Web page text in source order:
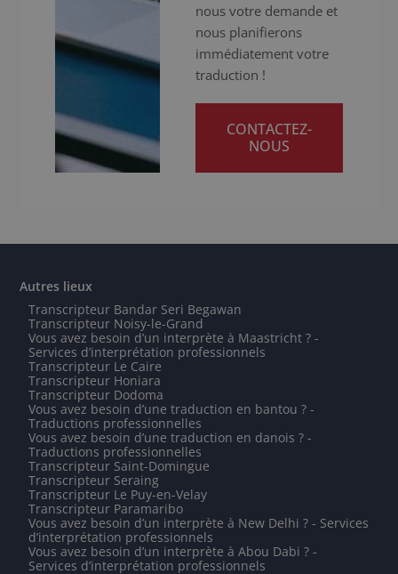
nous votre demande et
nous planifierons
immédiatement votre
traduction !
CONTACTEZ-
NOUS
Autres lieux
Transcripteur Bandar Seri Begawan
Transcripteur Noisy-le-Grand
Vous avez besoin d’un interprète à Maastricht ? -
Services d’interprétation professionnels
Transcripteur Le Caire
Transcripteur Honiara
Transcripteur Dodoma
Vous avez besoin d’une traduction en bantou ? -
Traductions professionnelles
Vous avez besoin d’une traduction en danois ? -
Traductions professionnelles
Transcripteur Saint-Domingue
Transcripteur Seraing
Transcripteur Le Puy-en-Velay
Transcripteur Paramaribo
Vous avez besoin d’un interprète à New Delhi ? - Services
d’interprétation professionnels
Vous avez besoin d’un interprète à Abou Dabi ? -
Services d’interprétation professionnels